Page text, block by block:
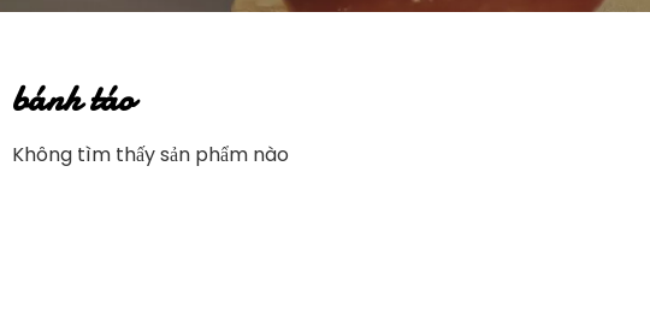
bánh táo
Không tìm thấy sản phẩm nào